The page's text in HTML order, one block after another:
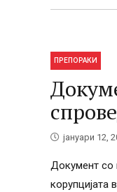
ПРЕПОРАКИ
јануари 12,
Документ со
корупцијата